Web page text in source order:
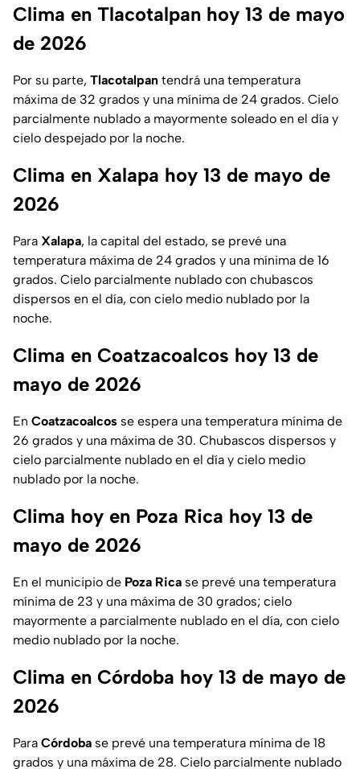
Clima en Tlacotalpan hoy 13 de mayo
de 2026
Por su parte, Tlacotalpan tendrá una temperatura
máxima de 32 grados y una mínima de 24 grados. Cielo
parcialmente nublado a mayormente soleado en el día y
cielo despejado por la noche.
Clima en Xalapa hoy 13 de mayo de
2026
Para Xalapa, la capital del estado, se prevé una
temperatura máxima de 24 grados y una mínima de 16
grados. Cielo parcialmente nublado con chubascos
dispersos en el día, con cielo medio nublado por la
noche.
Clima en Coatzacoalcos hoy 13 de
mayo de 2026
En Coatzacoalcos se espera una temperatura mínima de
26 grados y una máxima de 30. Chubascos dispersos y
cielo parcialmente nublado en el día y cielo medio
nublado por la noche.
Clima hoy en Poza Rica hoy 13 de
mayo de 2026
En el municipio de Poza Rica se prevé una temperatura
mínima de 23 y una máxima de 30 grados; cielo
mayormente a parcialmente nublado en el día, con cielo
medio nublado por la noche.
Clima en Córdoba hoy 13 de mayo de
2026
Para Córdoba se prevé una temperatura mínima de 18
grados y una máxima de 28. Cielo parcialmente nublado